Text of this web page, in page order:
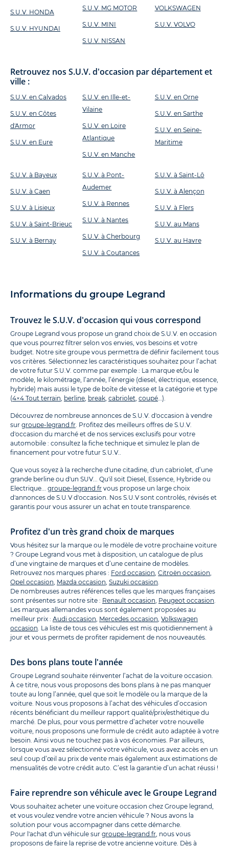
S.U.V. HONDA
S.U.V. HYUNDAI
S.U.V. MG MOTOR
S.U.V. MINI
S.U.V. NISSAN
VOLKSWAGEN
S.U.V. VOLVO
Retrouvez nos S.U.V. d'occasion par département et
ville :
S.U.V. en Calvados
S.U.V. en Côtes
d'Armor
S.U.V. en Eure
S.U.V. en Ille-et-
Vilaine
S.U.V. en Loire
Atlantique
S.U.V. en Manche
S.U.V. en Orne
S.U.V. en Sarthe
S.U.V. en Seine-
Maritime
S.U.V. à Bayeux
S.U.V. à Caen
S.U.V. à Lisieux
S.U.V. à Saint-Brieuc
S.U.V. à Bernay
S.U.V. à Pont-
Audemer
S.U.V. à Rennes
S.U.V. à Nantes
S.U.V. à Cherbourg
S.U.V. à Coutances
S.U.V. à Saint-Lô
S.U.V. à Alençon
S.U.V. à Flers
S.U.V. au Mans
S.U.V. au Havre
Informations du groupe Legrand
Trouvez le S.U.V. d'occasion qui vous correspond
Groupe Legrand vous propose un grand choix de S.U.V. en occasion
que vous pourrez filtrer selon vos envies, vos besoins et votre
budget. Notre site groupe vous permettra de définir facilement tous
vos critères. Sélectionnez les caractéristiques souhaitez pour l’achat
de votre futur S.U.V. comme par exemple : La marque et/ou le
modèle, le kilométrage, l’année, l’énergie (diesel, électrique, essence,
hybride) mais aussi le type de boîte de vitesse et la catégorie et type
(4×4 Tout terrain, berline, break, cabriolet, coupé…).
Découvrez de nombreuse annonces de S.U.V. d'occasion à vendre
sur groupe-legrand.fr. Profitez des meilleurs offres de S.U.V.
d'occasion du marché et de nos services exclusifs pour votre
automobile : consultez la fiche technique et simulez le plan de
financement pour votre futur S.U.V..
Que vous soyez à la recherche d'une citadine, d'un cabriolet, d’une
grande berline ou d'un SUV... Qu'il soit Diesel, Essence, Hybride ou
Electrique... groupe-legrand.fr vous propose un large choix
d'annonces de S.U.V d'occasion. Nos S.U.V sont controlés, révisés et
garantis pour vous assurer un achat en toute transparence.
Profitez d'un très grand choix de marques
Vous hésitez sur la marque ou le modèle de votre prochaine voiture
? Groupe Legrand vous met à disposition, un catalogue de plus
d’une vingtaine de marques et d’une centaine de modèles.
Retrouvez nos marques phares : Ford occasion, Citroën occasion,
Opel occasion, Mazda occasion, Suzuki occasion.
De nombreuses autres références telles que les marques françaises
sont présentes sur notre site : Renault occasion, Peugeot occasion.
Les marques allemandes vous sont également proposées au
meilleur prix : Audi occasion, Mercedes occasion, Volkswagen
occasion. La liste de tous ces véhicules est mis quotidiennement à
jour et vous permets de profiter rapidement de nos nouveautés.
Des bons plans toute l'année
Groupe Legrand souhaite réinventer l’achat de la voiture occasion.
À ce titre, nous vous proposons des bons plans à ne pas manquer
toute au long l’année, quel que soit le modèle ou la marque de la
voiture. Nous vous proposons à l’achat des véhicules d’occasion
récents bénéficiant du meilleur rapport qualité/prix/esthétique du
marché. De plus, pour vous permettre d’acheter votre nouvelle
voiture, nous proposons une formule de crédit auto adaptée à votre
besoin. Ainsi vous ne touchez pas à vos économies. Par ailleurs,
lorsque vous avez sélectionné votre véhicule, vous avez accès en un
seul coup d’œil au prix de vente mais également aux estimations de
mensualités de votre crédit auto. C’est la garantie d’un achat réussi !
Faire reprendre son véhicule avec le Groupe Legrand
Vous souhaitez acheter une voiture occasion chez Groupe legrand,
et vous voulez vendre votre ancien véhicule ? Nous avons la
solution pour vous accompagner dans cette démarche.
Pour l'achat d'un véhicule sur groupe-legrand.fr, nous vous
proposons de faire la reprise de votre ancienne voiture. Dès à